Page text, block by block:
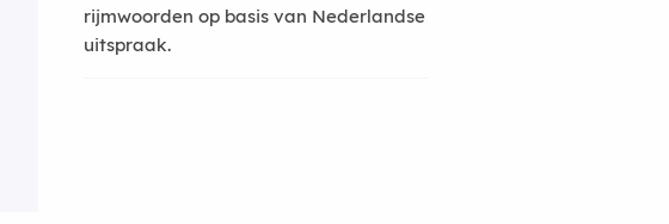
rijmwoorden op basis van Nederlandse
uitspraak.